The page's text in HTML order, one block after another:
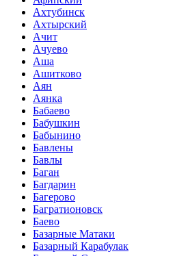
Ахтубинск
Ахтырский
Ачит
Ачуево
Аша
Ашитково
Аян
Аянка
Бабаево
Бабушкин
Бабынино
Бавлены
Бавлы
Баган
Багдарин
Багерово
Багратионовск
Баево
Базарные Матаки
Базарный Карабулак